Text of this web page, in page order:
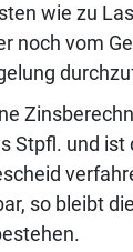
wie zu
noch vom
Stpfl. und ist
so bleibt